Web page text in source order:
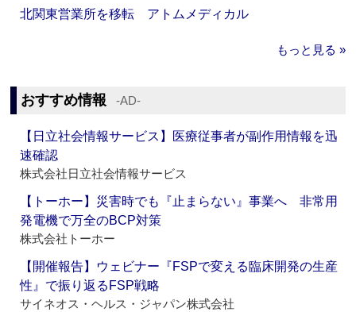
北関東営業所を移転 アトムメディカル
もっと見る »
おすすめ情報 ‐AD‐
【日立社会情報サービス】医療従事者が副作用情報を迅
速確認
株式会社日立社会情報サービス
【トーホー】災害時でも『止まらない』事業へ 非常用
発電機で万全のBCP対策
株式会社トーホー
【開催報告】ウェビナー『FSPで変える臨床開発の生産
性』で振り返るFSP戦略
サイネオス・ヘルス・ジャパン株式会社